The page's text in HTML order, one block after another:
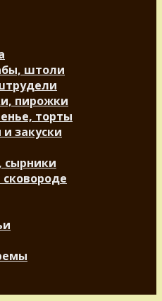
штоли
пирожки
торты
закуски
сырники